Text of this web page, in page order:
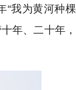
“我为黄河种棵
年、二十年，